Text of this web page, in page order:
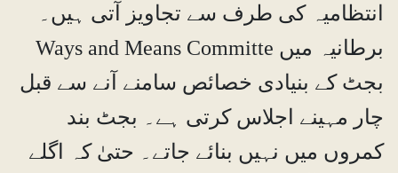
انتظامیہ کی طرف سے تجاویز آتی ہیں۔
برطانیہ میں Ways and Means Committe
بجٹ کے بنیادی خصائص سامنے آنے سے قبل
چار مہینے اجلاس کرتی ہے۔ بجٹ بند
کمروں میں نہیں بنائے جاتے۔ حتیٰ کہ اگلے